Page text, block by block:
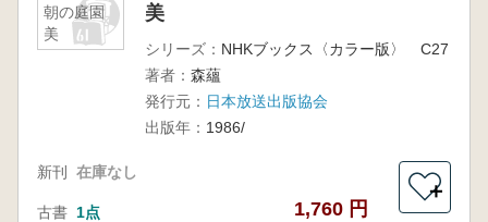
朝の庭園
美
美
シリーズ： NHKブックス〈カラー版〉 C27
著者： 森蘊
発行元： 日本放送出版協会
出版年： 1986/
新刊 在庫なし
古書 1点 1,760 円
＋